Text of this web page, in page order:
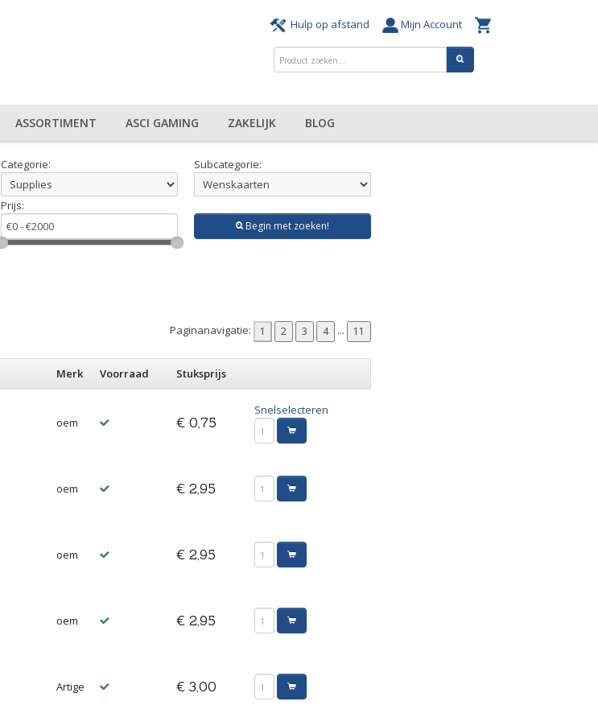
Hulp op afstand Mijn Account
ASSORTIMENT ASCI GAMING ZAKELIJK BLOG
Categorie: Subcategorie:
Prijs:
Begin met zoeken!
Paginanavigatie: ...
Merk Voorraad Stuksprijs
oem € 0,75
Snelselecteren
oem € 2,95
oem € 2,95
oem € 2,95
Artige € 3,00